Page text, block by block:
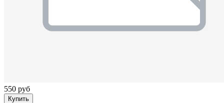
550 руб
Купить